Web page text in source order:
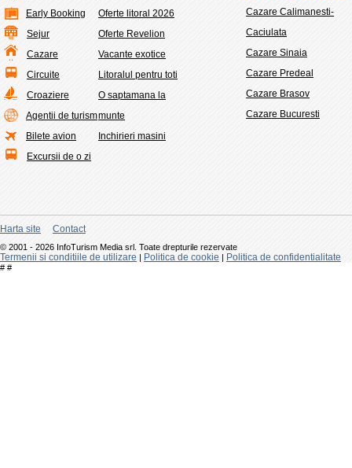
Early Booking
Sejur
Cazare
Circuite
Croaziere
Agentii de turism
Bilete avion
Excursii de o zi
Oferte litoral 2026
Oferte Revelion
Vacante exotice
Litoralul pentru toti
O saptamana la
munte
Inchirieri masini
Cazare Calimanesti-
Caciulata
Cazare Sinaia
Cazare Predeal
Cazare Brasov
Cazare Bucuresti
Harta site Contact
© 2001 - 2026 InfoTurism Media srl. Toate drepturile rezervate
Termenii si conditiile de utilizare | Politica de cookie | Politica de confidentialitate
# #